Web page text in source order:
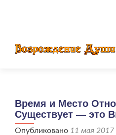
Время и Место
Существует — это
Опубликовано 11 мая